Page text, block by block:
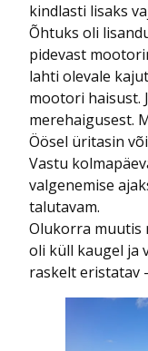
kindlasti lisaks
Õhtuks oli
pidevast
lahti olevale
mootori haisust.
merehaigusest.
Öösel üritasin
Vastu
valgenemise
talutavam.
Olukorra muutis
oli küll kaugel ja
raskelt eristatav